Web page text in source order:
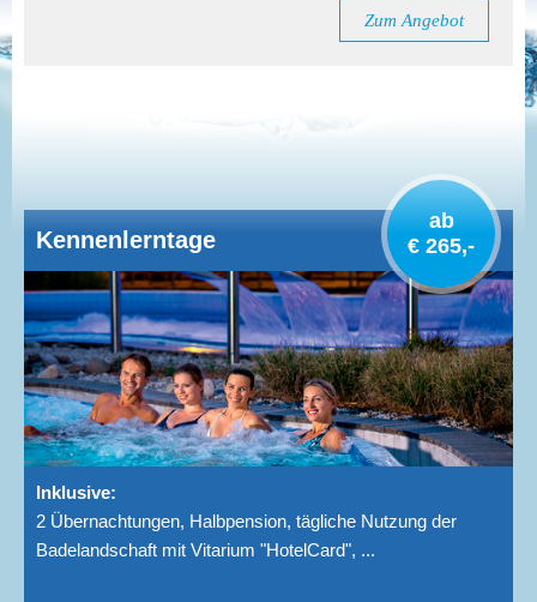
Zum Angebot
Kennenlerntage
Inklusive:
2 Übernachtungen, Halbpension, tägliche Nutzung der
Badelandschaft mit Vitarium "HotelCard", ...
ab
€ 265,-